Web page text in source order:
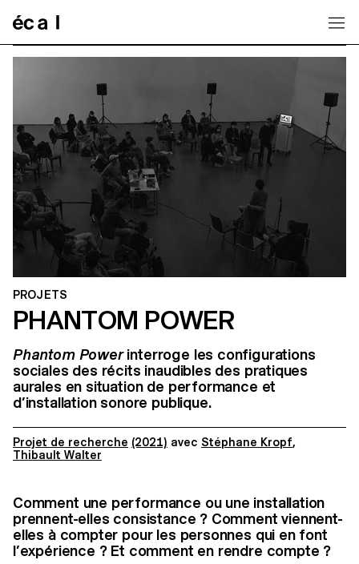
PROJETS
PHANTOM POWER
Phantom Powerinterroge les configurations
sociales des récits inaudibles des pratiques
aurales en situation de performance et
d’installation sonore publique.
Projet de recherche (2021) avec Stéphane Kropf,
Thibault Walter
Comment une performance ou une installation
prennent-elles consistance ? Comment viennent-
elles à compter pour les personnes qui en font
l’expérience ? Et comment en rendre compte ?